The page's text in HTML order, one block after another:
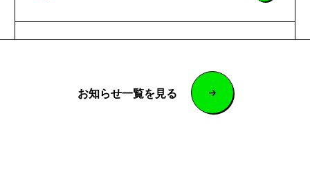
お知らせ一覧を見る